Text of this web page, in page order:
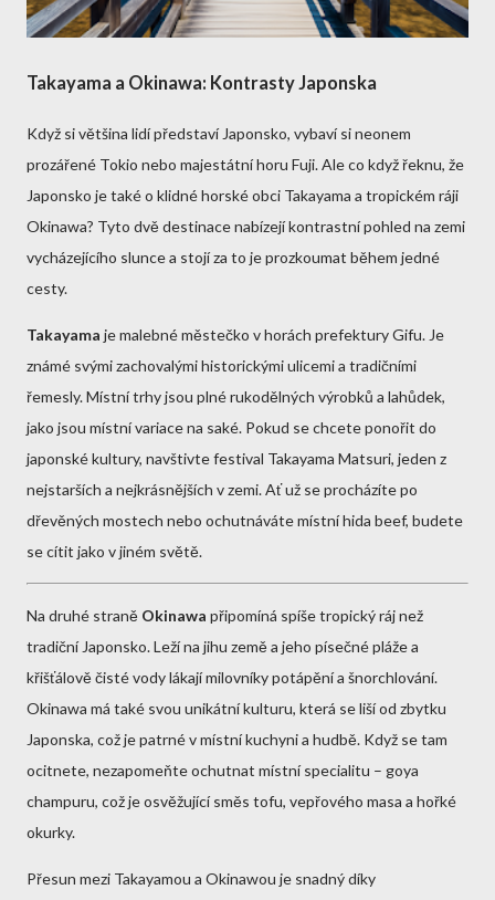
Takayama a Okinawa: Kontrasty Japonska
Když si většina lidí představí Japonsko, vybaví si neonem
prozářené Tokio nebo majestátní horu Fuji. Ale co když řeknu, že
Japonsko je také o klidné horské obci Takayama a tropickém ráji
Okinawa? Tyto dvě destinace nabízejí kontrastní pohled na zemi
vycházejícího slunce a stojí za to je prozkoumat během jedné
cesty.
Takayama je malebné městečko v horách prefektury Gifu. Je
známé svými zachovalými historickými ulicemi a tradičními
řemesly. Místní trhy jsou plné rukodělných výrobků a lahůdek,
jako jsou místní variace na saké. Pokud se chcete ponořit do
japonské kultury, navštivte festival Takayama Matsuri, jeden z
nejstarších a nejkrásnějších v zemi. Ať už se procházíte po
dřevěných mostech nebo ochutnáváte místní hida beef, budete
se cítit jako v jiném světě.
Na druhé straně Okinawa připomíná spíše tropický ráj než
tradiční Japonsko. Leží na jihu země a jeho písečné pláže a
křišťálově čisté vody lákají milovníky potápění a šnorchlování.
Okinawa má také svou unikátní kulturu, která se liší od zbytku
Japonska, což je patrné v místní kuchyni a hudbě. Když se tam
ocitnete, nezapomeňte ochutnat místní specialitu – goya
champuru, což je osvěžující směs tofu, vepřového masa a hořké
okurky.
Přesun mezi Takayamou a Okinawou je snadný díky